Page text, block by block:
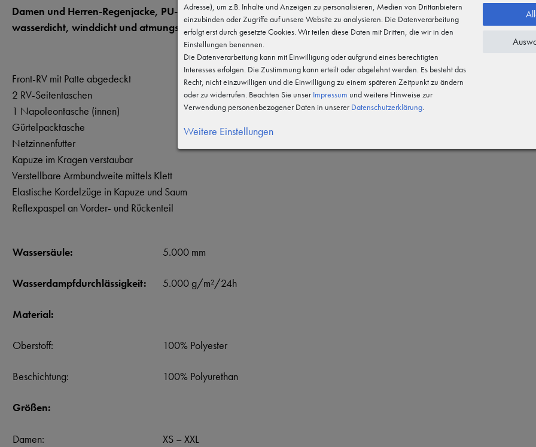
Damen und Herren-Regenjacke, PU-beschichtet,
wasserdicht, winddicht und atmungsaktiv
Front-RV mit Patte abgedeckt
2 RV-Seitentaschen
1 Napoleontasche (innen)
Gürtelpacktasche
Netzinnenfutter
Kapuze im Kragen verstaubar
Verstellbare Armbundweite mittels Klett
Elastische Kordelzüge in Kapuze und Saum
Reflexpaspel an Vorder- und Rückenteil
Wassersäule: 5.000 mm
Wasserdampfdurchlässigkeit: 5.000 g/m²/24h
Material:
Oberstoff: 100% Polyester
Beschichtung: 100% Polyurethan
Größen:
Damen: XS – XXL
Adresse), um z.B. Inhalte und Anzeigen zu personalisieren, Medien von Drittanbietern
einzubinden oder Zugriffe auf unsere Website zu analysieren. Die Datenverarbeitung
erfolgt erst durch gesetzte Cookies. Wir teilen diese Daten mit Dritten, die wir in den
Einstellungen benennen.
Die Datenverarbeitung kann mit Einwilligung oder aufgrund eines berechtigten
Interesses erfolgen. Die Zustimmung kann erteilt oder abgelehnt werden. Es besteht das
Recht, nicht einzuwilligen und die Einwilligung zu einem späteren Zeitpunkt zu ändern
oder zu widerrufen. Beachten Sie unser Impressum und weitere Hinweise zur
Verwendung personenbezogener Daten in unserer Daten­schutz­erklärung.
Weitere Einstellungen